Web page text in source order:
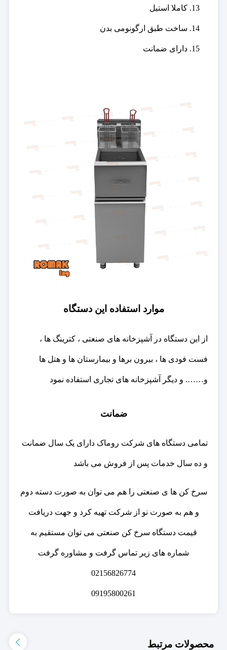
کاملا استیل
ساخت طبق ارگونومی بدن
دارای ضمانت
موارد استفاده این دستگاه
از این دستگاه در آشپزخانه های صنعتی ، کترینگ ها ،
فست فودی ها ، بیرون برها و بیمارستان ها و هتل ها
و……. و دیگر آشپزخانه های تجاری استفاده نمود
ضمانت
تمامی دستگاه های شرکت روماک دارای یک سال ضمانت
و ده سال خدمات پس از فروش می باشد
سرخ کن ها ی صنعتی را هم می توان به صورت دسته دوم
و هم به صورت نو از شرکت تهیه کرد و جهت دریافت
قیمت دستگاه سرخ کن صنعتی می توان مستقیم به
شماره های زیر تماس گرفت و مشاوره گرفت
02156826774
09195800261
محصولات مرتبط